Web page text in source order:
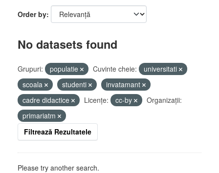
Order by
No datasets found
Grupuri: populatie Cuvinte cheie:
universitati
scoala
studenti
invatamant
cadre didactice
Licenţe: cc-by
Organizații:
primariatm
Filtrează Rezultatele
Please try another search.